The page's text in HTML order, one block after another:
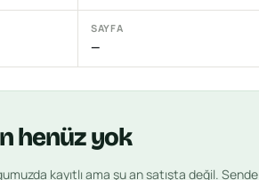
SAYFA
—
henüz yok
kayıtlı ama şu an satışta değil. Sende